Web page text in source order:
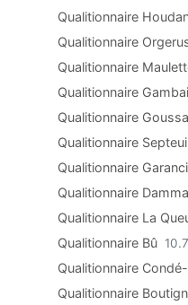
Qualitionnaire
Qualitionnaire
Qualitionnaire
Qualitionnaire
Qualitionnaire
Qualitionnaire
Qualitionnaire
Qualitionnaire
Qualitionnaire La
Qualitionnaire Bû
Qualitionnaire
Qualitionnaire